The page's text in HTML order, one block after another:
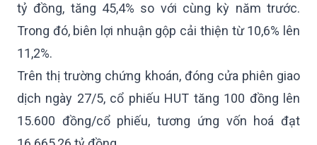
tỷ đồng, tăng 45,4% so với cùng kỳ năm trước.
Trong đó, biên lợi nhuận gộp cải thiện từ 10,6% lên
11,2%.
Trên thị trường chứng khoán, đóng cửa phiên giao
dịch ngày 27/5, cổ phiếu HUT tăng 100 đồng lên
15.600 đồng/cổ phiếu, tương ứng vốn hoá đạt